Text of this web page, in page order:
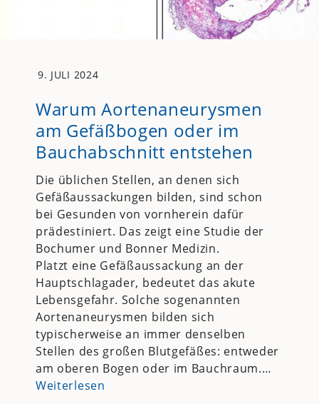
9. JULI 2024
Warum Aortenaneurysmen
am Gefäßbogen oder im
Bauchabschnitt entstehen
Die üblichen Stellen, an denen sich
Gefäßaussackungen bilden, sind schon
bei Gesunden von vornherein dafür
prädestiniert. Das zeigt eine Studie der
Bochumer und Bonner Medizin.
Platzt eine Gefäßaussackung an der
Hauptschlagader, bedeutet das akute
Lebensgefahr. Solche sogenannten
Aortenaneurysmen bilden sich
typischerweise an immer denselben
Stellen des großen Blutgefäßes: entweder
am oberen Bogen oder im Bauchraum.…
Weiterlesen